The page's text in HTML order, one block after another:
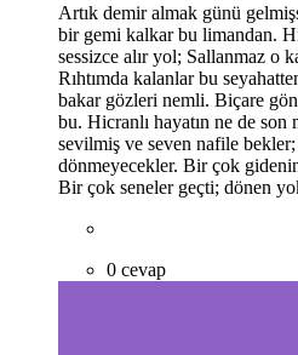
Artık demir almak günü
bir gemi kalkar bu limandan.
sessizce alır yol; Sallanmaz o
Rıhtımda kalanlar bu
bakar gözleri nemli. Biçare
bu. Hicranlı hayatın ne de
sevilmiş ve seven nafile
dönmeyecekler. Bir çok
Bir çok seneler geçti; dönen
0 cevap